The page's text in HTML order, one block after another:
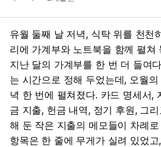
유월 둘째 날 저녁, 식탁 위를 천천
리에 가계부와 노트북을 함께 펼쳐
지난 달의 가계부를 한 번 더 들여
는 시간으로 정해 두었는데, 오월
녁 한 번에 펼쳐졌다. 카드 명세서,
금 지출, 헌금 내역, 정기 후원, 그
해 둔 작은 지출의 메모들이 차례
항목은 한 줄에 무게가 실려 있었